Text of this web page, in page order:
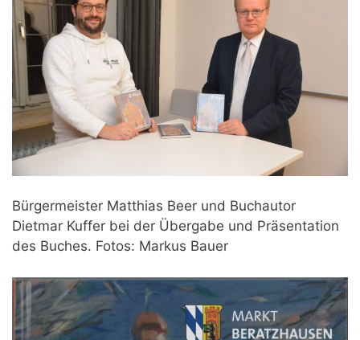
Bürgermeister Matthias Beer und Buchautor
Dietmar Kuffer bei der Übergabe und Präsentation
des Buches. Fotos: Markus Bauer